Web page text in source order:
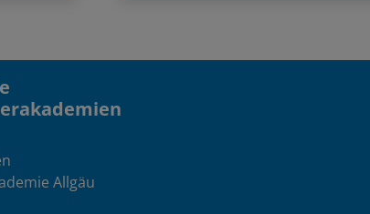
Allgäu